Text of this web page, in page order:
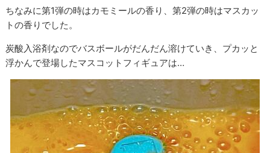
ちなみに第1弾の時はカモミールの香り、第2弾の時はマスカッ
トの香りでした。
炭酸入浴剤なのでバスボールがだんだん溶けていき、プカッと
浮かんで登場したマスコットフィギュアは…